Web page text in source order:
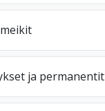
ja permanentit